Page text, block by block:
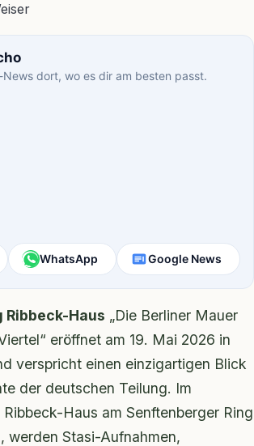
News dort, wo es dir am besten passt.
WhatsApp Google News
Haus „Die Berliner Mauer
eröffnet am 19. Mai 2026 in
verspricht einen einzigartigen Blick
der deutschen Teilung. Im
Haus am Senftenberger Ring
werden Stasi-Aufnahmen,